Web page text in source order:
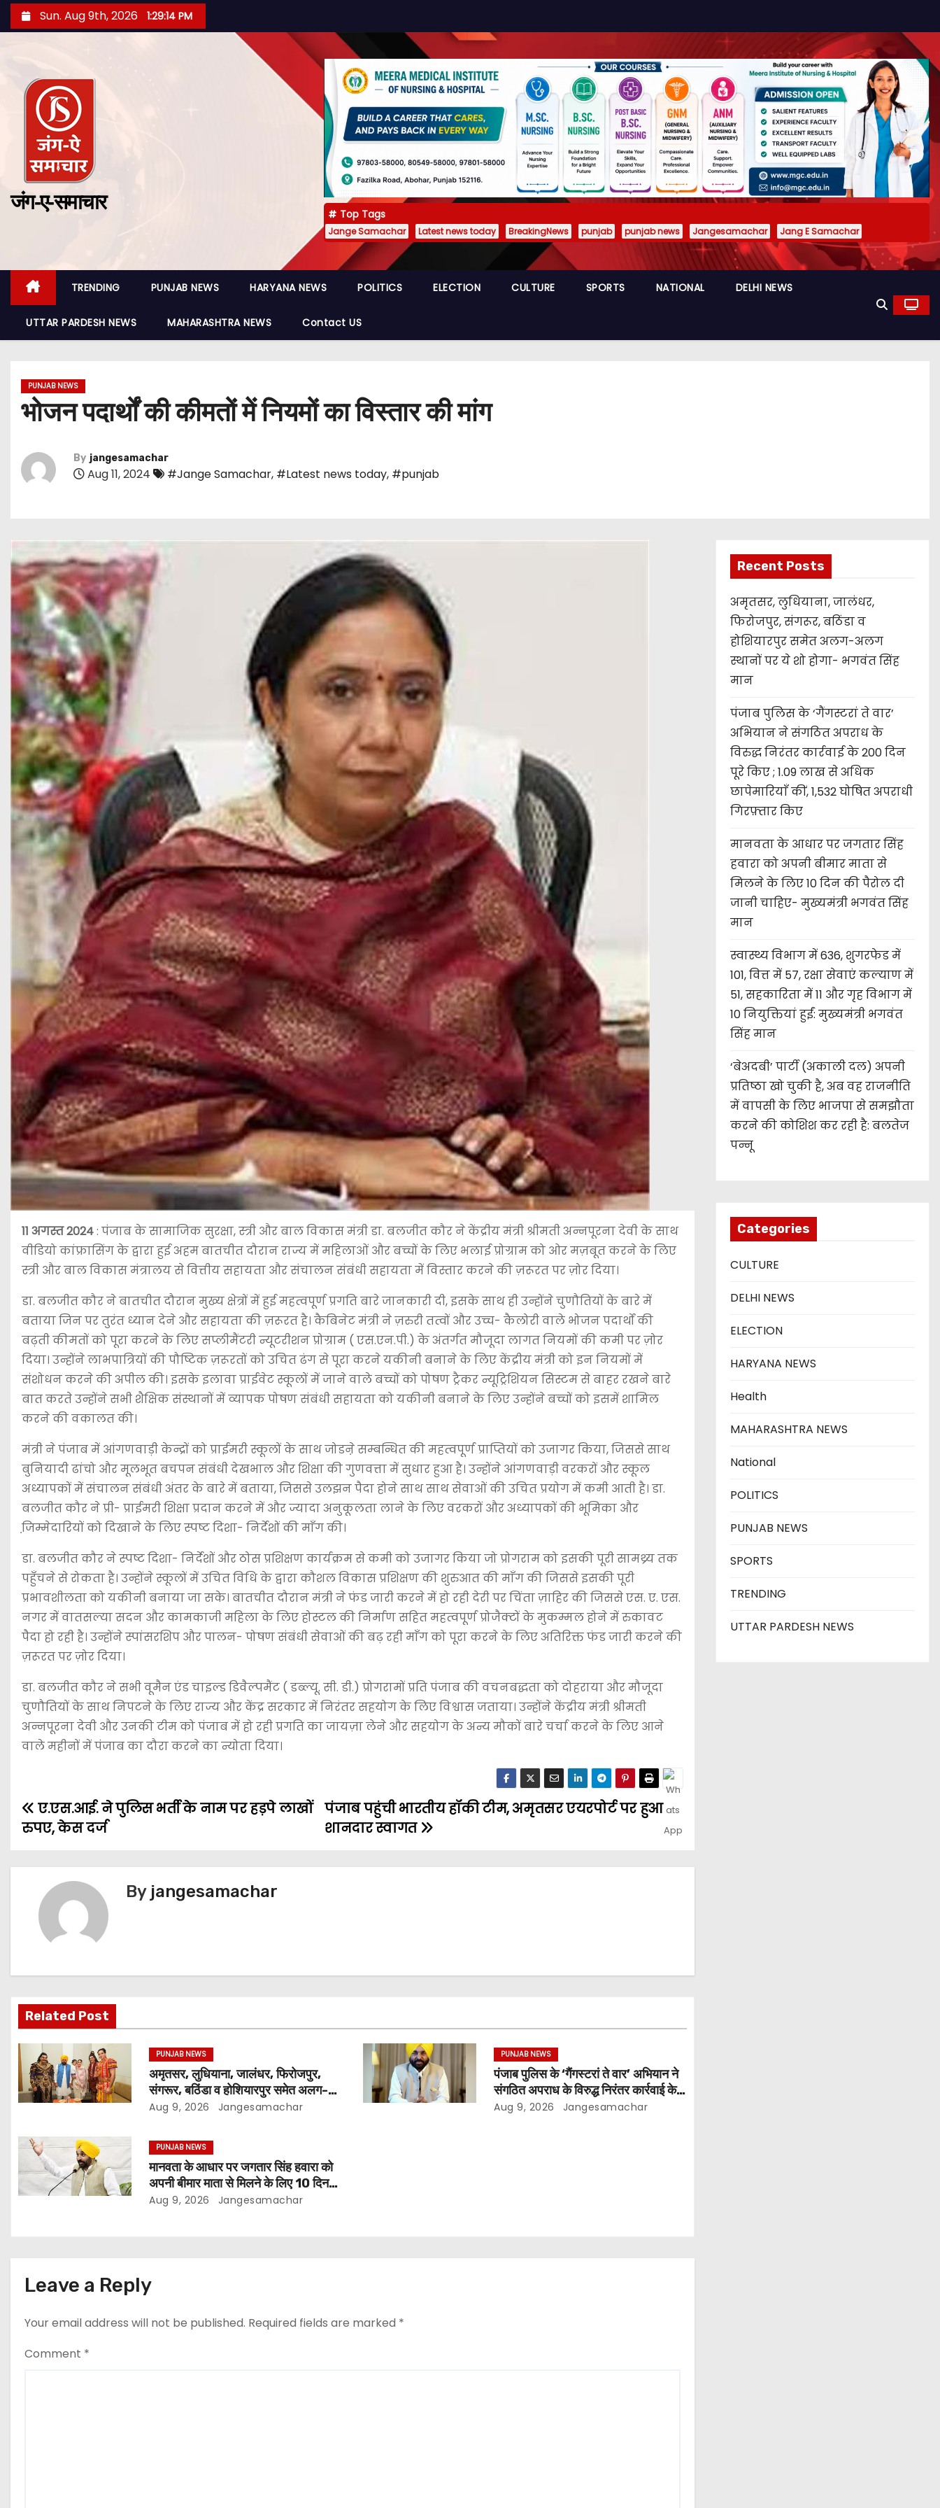
Sun. Aug 9th, 2026 1:29:15 PM
जंग-ए-समाचार
Top Tags
Jange Samachar Latest news today BreakingNews punjab punjab news Jangesamachar Jang E Samachar
TRENDING PUNJAB NEWS HARYANA NEWS POLITICS ELECTION CULTURE SPORTS NATIONAL DELHI NEWS
UTTAR PARDESH NEWS MAHARASHTRA NEWS Contact US
PUNJAB NEWS
भोजन पदार्थों की कीमतों में नियमों का विस्तार की मांग
By jangesamachar
Aug 11, 2024 #Jange Samachar, #Latest news today, #punjab
11 अगस्त 2024: पंजाब के सामाजिक सुरक्षा, स्त्री और बाल विकास मंत्री डा. बलजीत कौर ने केंद्रीय मंत्री श्रीमती अन्नपूरना देवी के साथ
वीडियो कांफ्रासिंग के द्वारा हुई अहम बातचीत दौरान राज्य में महिलाओं और बच्चों के लिए भलाई प्रोग्राम को ओर मज़बूत करने के लिए
स्त्री और बाल विकास मंत्रालय से वित्तीय सहायता और संचालन संबंधी सहायता में विस्तार करने की ज़रूरत पर ज़ोर दिया।
डा. बलजीत कौर ने बातचीत दौरान मुख्य क्षेत्रों में हुई महत्वपूर्ण प्रगति बारे जानकारी दी, इसके साथ ही उन्होंने चुणौतियों के बारे में
बताया जिन पर तुरंत ध्यान देने और सहायता की ज़रूरत है। कैबिनेट मंत्री ने ज़रुरी तत्वों और उच्च- कैलोरी वाले भोजन पदार्थों की
बढ़ती कीमतों को पूरा करने के लिए सप्लीमैंटरी न्यूटरीशन प्रोग्राम ( एस.एन.पी.) के अंतर्गत मौजूदा लागत नियमों की कमी पर ज़ोर
दिया। उन्होंने लाभपात्रियों की पौष्टिक ज़रूरतों को उचित ढंग से पूरा करने यकीनी बनाने के लिए केंद्रीय मंत्री को इन नियमों में
संशोधन करने की अपील की। इसके इलावा प्राईवेट स्कूलों में जाने वाले बच्चों को पोषण ट्रैकर न्यूट्रिशियन सिस्टम से बाहर रखने बारे
बात करते उन्होंने सभी शैक्षिक संस्थानों में व्यापक पोषण संबंधी सहायता को यकीनी बनाने के लिए उन्होंने बच्चों को इसमें शामिल
करने की वकालत की।
मंत्री ने पंजाब में आंगणवाड़ी केन्द्रों को प्राईमरी स्कूलों के साथ जोडऩे सम्बन्धित की महत्वपूर्ण प्राप्तियों को उजागर किया, जिससे साथ
बुनियादी ढांचो और मूलभूत बचपन संबंधी देखभाल और शिक्षा की गुणवत्ता में सुधार हुआ है। उन्होंने आंगणवाड़ी वरकरों और स्कूल
अध्यापकों में संचालन संबंधी अंतर के बारे में बताया, जिससे उलझन पैदा होने साथ साथ सेवाओं की उचित प्रयोग में कमी आती है। डा.
बलजीत कौर ने प्री- प्राईमरी शिक्षा प्रदान करने में और ज्यादा अनुकूलता लाने के लिए वरकरों और अध्यापकों की भूमिका और
जि़म्मेदारियों को दिखाने के लिए स्पष्ट दिशा- निर्देशों की माँग की।
डा. बलजीत कौर ने स्पष्ट दिशा- निर्देशों और ठोस प्रशिक्षण कार्यक्रम से कमी को उजागर किया जो प्रोगराम को इसकी पूरी सामथ्र्य तक
पहुँचने से रोकता है। उन्होंने स्कूलों में उचित विधि के द्वारा कौशल विकास प्रशिक्षण की शुरुआत की माँग की जिससे इसकी पूरी
प्रभावशीलता को यकीनी बनाया जा सके। बातचीत दौरान मंत्री ने फंड जारी करने में हो रही देरी पर चिंता ज़ाहिर की जिससे एस. ए. एस.
नगर में वातसल्या सदन और कामकाजी महिला के लिए होस्टल की निर्माण सहित महत्वपूर्ण प्रोजैक्टों के मुकम्मल होने में रुकावट
पैदा हो रही है। उन्होंने स्पांसरशिप और पालन- पोषण संबंधी सेवाओं की बढ़ रही माँग को पूरा करने के लिए अतिरिक्त फंड जारी करने की
ज़रूरत पर ज़ोर दिया।
डा. बलजीत कौर ने सभी वूमैन एंड चाइल्ड डिवैल्पमैंट ( डब्ल्यू. सी. डी.) प्रोगरामों प्रति पंजाब की वचनबद्धता को दोहराया और मौजूदा
चुणौतियों के साथ निपटने के लिए राज्य और केंद्र सरकार में निरंतर सहयोग के लिए विश्वास जताया। उन्होंने केंद्रीय मंत्री श्रीमती
अन्नपूरना देवी और उनकी टीम को पंजाब में हो रही प्रगति का जायज़ा लेने और सहयोग के अन्य मौकों बारे चर्चा करने के लिए आने
वाले महीनों में पंजाब का दौरा करने का न्योता दिया।
पंजाब पहुंची भारतीय हॉकी टीम, अमृतसर एयरपोर्ट पर हुआ
शानदार स्वागत
ए.एस.आई. ने पुलिस भर्ती के नाम पर हड़पे लाखों
रुपए, केस दर्ज
By jangesamachar
Related Post
PUNJAB NEWS
अमृतसर, लुधियाना, जालंधर, फिरोजपुर,
संगरूर, बठिंडा व होशियारपुर समेत अलग-
अलग स्थानों पर ये शो होगा- भगवंत सिंह मान
Aug 9, 2026 Jangesamachar
PUNJAB NEWS
पंजाब पुलिस के ‘गैंगस्टरां ते वार’ अभियान ने
संगठित अपराध के विरुद्ध निरंतर कार्रवाई के
200 दिन पूरे किए ; 1.09 लाख से अधिक
Aug 9, 2026 Jangesamachar
PUNJAB NEWS
मानवता के आधार पर जगतार सिंह हवारा को
अपनी बीमार माता से मिलने के लिए 10 दिन
की पैरोल दी जानी चाहिए- मुख्यमंत्री भगवंत
Aug 9, 2026 Jangesamachar
Leave a Reply
Your email address will not be published. Required fields are marked *
Comment *
Recent Posts
अमृतसर, लुधियाना, जालंधर,
फिरोजपुर, संगरूर, बठिंडा व
होशियारपुर समेत अलग-अलग
स्थानों पर ये शो होगा- भगवंत सिंह
मान
पंजाब पुलिस के ‘गैंगस्टरां ते वार’
अभियान ने संगठित अपराध के
विरुद्ध निरंतर कार्रवाई के 200 दिन
पूरे किए ; 1.09 लाख से अधिक
छापेमारियाँ कीं, 1,532 घोषित अपराधी
गिरफ़्तार किए
मानवता के आधार पर जगतार सिंह
हवारा को अपनी बीमार माता से
मिलने के लिए 10 दिन की पैरोल दी
जानी चाहिए- मुख्यमंत्री भगवंत सिंह
मान
स्वास्थ्य विभाग में 636, शुगरफेड में
101, वित्त में 57, रक्षा सेवाएं कल्याण में
51, सहकारिता में 11 और गृह विभाग में
10 नियुक्तियां हुईं: मुख्यमंत्री भगवंत
सिंह मान
‘बेअदबी’ पार्टी (अकाली दल) अपनी
प्रतिष्ठा खो चुकी है, अब वह राजनीति
में वापसी के लिए भाजपा से समझौता
करने की कोशिश कर रही है: बलतेज
पन्नू
Categories
CULTURE
DELHI NEWS
ELECTION
HARYANA NEWS
Health
MAHARASHTRA NEWS
National
POLITICS
PUNJAB NEWS
SPORTS
TRENDING
UTTAR PARDESH NEWS